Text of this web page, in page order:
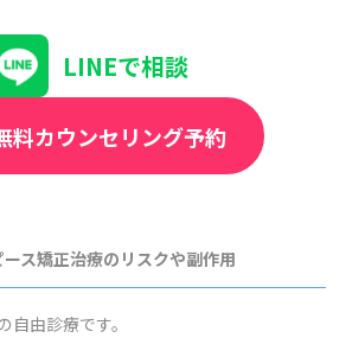
LINEで相談
料カウンセリング予約
ス矯正治療のリスクや副作用
由診療です。